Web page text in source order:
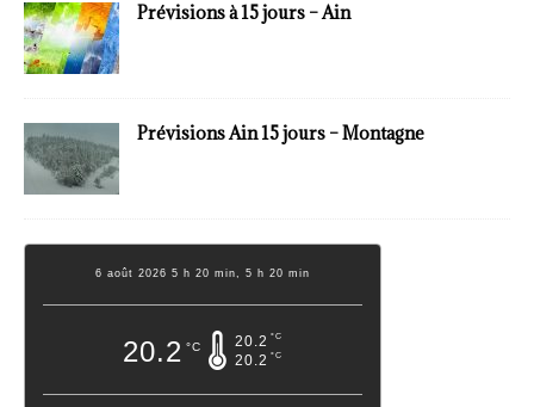
Prévisions à 15 jours – Ain
Prévisions Ain 15 jours – Montagne
6 août 2026 5 h 20 min, 5 h 20 min
20.2 °C 20.2 °C
20.2 °C